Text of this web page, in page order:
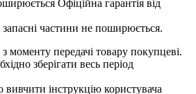
Oфіційна гарантія від
запасні частини не поширюється.
моменту передачі товару покупцеві.
зберігати весь період
інструкцію користувача